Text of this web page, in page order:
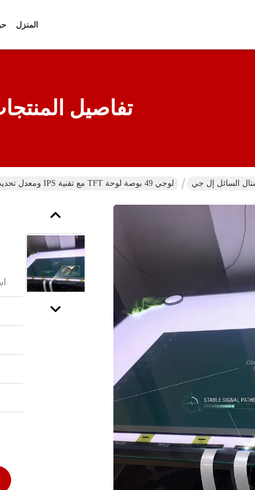
المنزل
تفاصيل
السائل إل جي لوجي 49 بوصة لوحة TFT مع تقنية IPS ومعدل تحديث 60 هرتز لشاشة التلفزيون